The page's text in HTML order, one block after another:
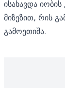
ისახავდა
მიზეზით, რის
გამოეთიშა.